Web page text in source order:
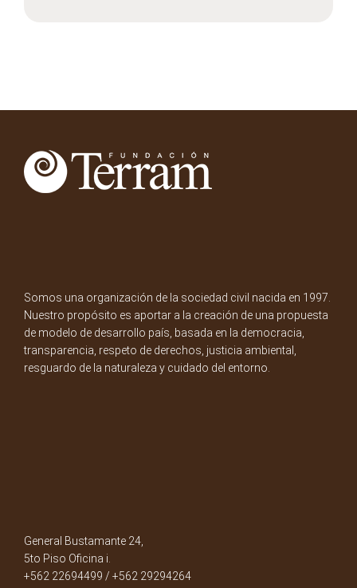
Somos una organización de la sociedad civil nacida en 1997.
Nuestro propósito es aportar a la creación de una propuesta
de modelo de desarrollo país, basada en la democracia,
transparencia, respeto de derechos, justicia ambiental,
resguardo de la naturaleza y cuidado del entorno.
General Bustamante 24,
5to Piso Oficina i.
+562 22694499 / +562 29294264